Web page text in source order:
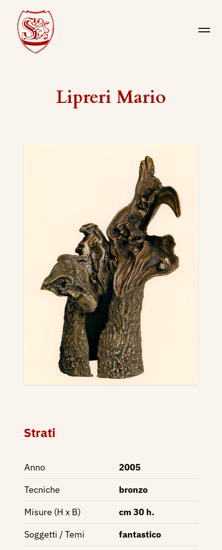
Lipreri Mario
Strati
Anno
2005
Tecniche
bronzo
Misure (H x B)
cm 30 h.
Soggetti / Temi
fantastico